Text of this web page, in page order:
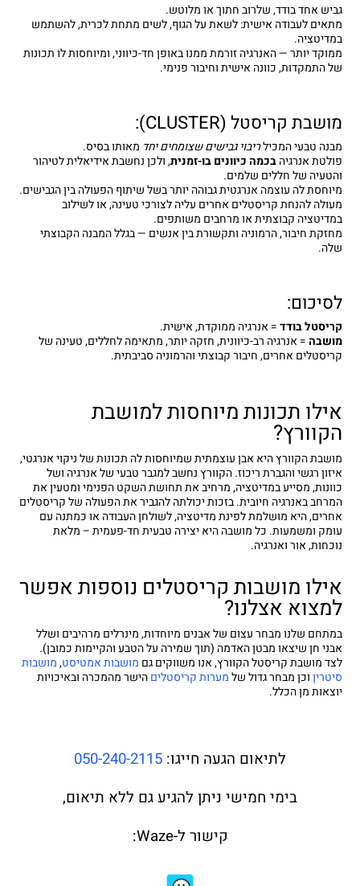
גביש אחד בודד, שלרוב חתוך או מלוטש.
מתאים לעבודה אישית: לשאת על הגוף, לשים מתחת לכרית, להשתמש
במדיטציה.
ממוקד יותר — האנרגיה זורמת ממנו באופן חד-כיווני, ומיוחסות לו תכונות
של התמקדות, כוונה אישית וחיבור פנימי.
מושבת קריסטל (CLUSTER):
מבנה טבעי המכילריבוי גבישים שצומחים יחד מאותו בסיס.
פולטת אנרגיהבכמה כיוונים בו-זמנית, ולכן נחשבת אידיאלית לטיהור
והטעיה של חללים שלמים.
מיוחסת לה עוצמה אנרגטית גבוהה יותר בשל שיתוף הפעולה בין הגבישים.
מעולה להנחת קריסטלים אחרים עליה לצורכי טעינה, או לשילוב
במדיטציה קבוצתית או מרחבים משותפים.
מחזקת חיבור, הרמוניה ותקשורת בין אנשים — בגלל המבנה הקבוצתי
שלה.
לסיכום:
קריסטל בודד= אנרגיה ממוקדת, אישית.
מושבה = אנרגיה רב-כיוונית, חזקה יותר, מתאימה לחללים, טעינה של
קריסטלים אחרים, חיבור קבוצתי והרמוניה סביבתית.
אילו תכונות מיוחסות למושבת
הקוורץ?
מושבת הקוורץ היא אבן עוצמתית שמיוחסות לה תכונות של ניקוי אנרגטי,
איזון רגשי והגברת ריכוז. הקוורץ נחשב למגבר טבעי של אנרגיה ושל
כוונות, מסייע במדיטציה, מרחיב את תחושת השקט הפנימי ומטעין את
המרחב באנרגיה חיובית. בזכות יכולתה להגביר את הפעולה של קריסטלים
אחרים, היא מושלמת לפינת מדיטציה, לשולחן העבודה או כמתנה עם
עומק ומשמעות. כל מושבה היא יצירה טבעית חד-פעמית – מלאת
נוכחות, אור ואנרגיה.
אילו מושבות קריסטלים נוספות אפשר
למצוא אצלנו?
במתחם שלנו מבחר עצום של אבנים מיוחדות, מינרלים מרהיבים ושלל
אבני חן שיצאו מבטן האדמה (תוך שמירה על הטבע והקיימות כמובן).
לצד מושבת קריסטל הקוורץ, אנו משווקים גם מושבות אמטיסט,מושבות
סיטריןוכן מבחר גדול שלמערות קריסטליםהישר מהמכרה ובאיכויות
יוצאות מן הכלל.
לתיאום הגעה חייגו: 050-240-2115
בימי חמישי ניתן להגיע גם ללא תיאום,
קישור ל-Waze: